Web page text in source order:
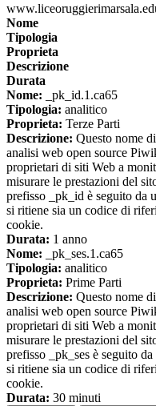
Nome
Tipologia
Proprieta
Descrizione
Durata
Nome: _pk_id.1.ca65
Tipologia: analitico
Proprieta: Terze Parti
Descrizione: Questo nome
analisi web open source
proprietari di siti Web a
misurare le prestazioni del
prefisso _pk_id è seguito da
si ritiene sia un codice di
cookie.
Durata: 1 anno
Nome: _pk_ses.1.ca65
Tipologia: analitico
Proprieta: Prime Parti
Descrizione: Questo nome
analisi web open source
proprietari di siti Web a
misurare le prestazioni del
prefisso _pk_ses è seguito
si ritiene sia un codice di
cookie.
Durata: 30 minuti